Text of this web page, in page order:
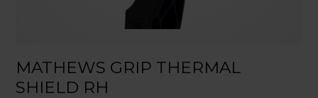
MATHEWS GRIP THERMAL
SHIELD RH